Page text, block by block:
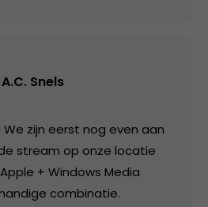
Snels
zijn eerst nog even aan
stream op onze locatie
+ Windows Media
combinatie.